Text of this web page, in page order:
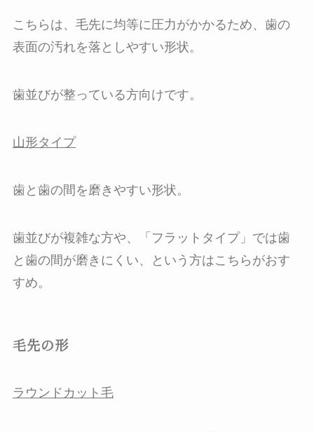
こちらは、毛先に均等に圧力がかかるため、歯の
表面の汚れを落としやすい形状。
歯並びが整っている方向けです。
山形タイプ
歯と歯の間を磨きやすい形状。
歯並びが複雑な方や、「フラットタイプ」では歯
と歯の間が磨きにくい、という方はこちらがおす
すめ。
毛先の形
ラウンドカット毛